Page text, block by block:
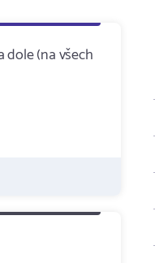
dole (na všech